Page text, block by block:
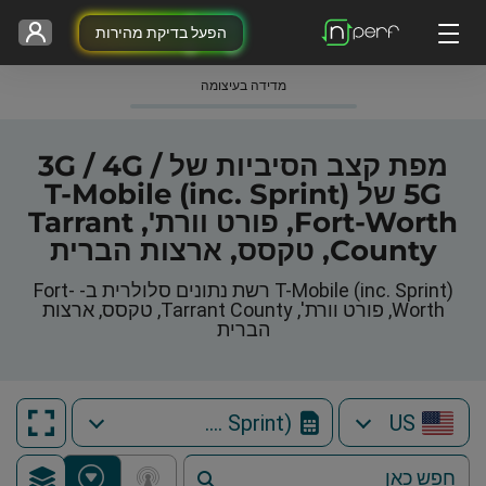
הפעל בדיקת מהירות
מדידה בעיצומה
מפת קצב הסיביות של 3G / 4G /
5G של T-Mobile (inc. Sprint)
Fort-Worth, פורט וורת', Tarrant
County, טקסס, ארצות הברית
T-Mobile (inc. Sprint) רשת נתונים סלולרית ב- Fort-
Worth, פורט וורת', Tarrant County, טקסס, ארצות
הברית
US
T-Mobile (inc. Sprint)